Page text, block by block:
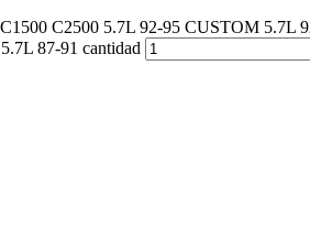
C2500 5.7L 92-95 CUSTOM 5.7L
87-91 cantidad